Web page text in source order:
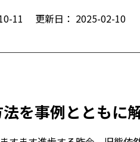
11 更新日： 2025-02-10
を事例とともに